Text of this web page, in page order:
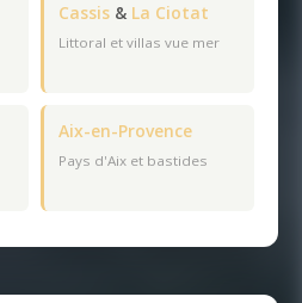
Cassis & La Ciotat
Littoral et villas vue mer
Aix-en-Provence
Pays d'Aix et bastides